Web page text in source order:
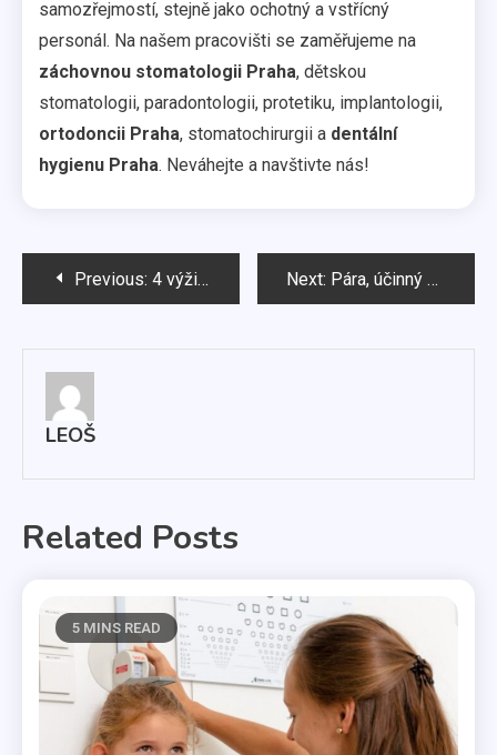
samozřejmostí, stejně jako ochotný a vstřícný
personál. Na našem pracovišti se zaměřujeme na
záchovnou stomatologii Praha, dětskou
stomatologii, paradontologii, protetiku, implantologii,
ortodoncii Praha, stomatochirurgii a dentální
hygienu Praha. Neváhejte a navštivte nás!
Navigace
příspěvek
Previous: 4 výživové doplňky, které vám pomohou zhubnout Next: Pára, účinný čistič v designovém obalu
LEOŠ
Related Posts
5 MINS READ